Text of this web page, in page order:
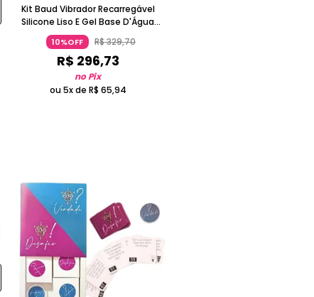
Kit Baud Vibrador Recarregável
Silicone Liso E Gel Base D'Água
Verde Água Universo Dos Prazeres
10%OFF R$329,70
R$ 296,73
no Pix
ou 5x de R$ 65,94